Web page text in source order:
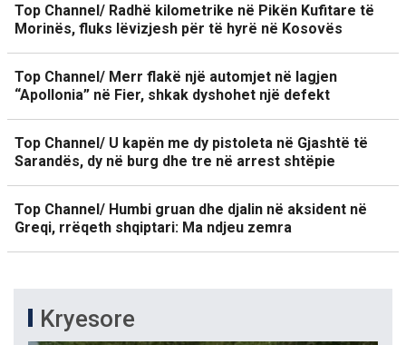
Top Channel/ Radhë kilometrike në Pikën Kufitare të
Morinës, fluks lëvizjesh për të hyrë në Kosovës
Top Channel/ Merr flakë një automjet në lagjen
“Apollonia” në Fier, shkak dyshohet një defekt
Top Channel/ U kapën me dy pistoleta në Gjashtë të
Sarandës, dy në burg dhe tre në arrest shtëpie
Top Channel/ Humbi gruan dhe djalin në aksident në
Greqi, rrëqeth shqiptari: Ma ndjeu zemra
Kryesore